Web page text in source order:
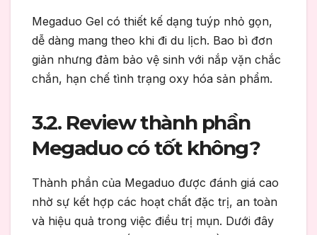
Megaduo Gel có thiết kế dạng tuýp nhỏ gọn,
dễ dàng mang theo khi đi du lịch. Bao bì đơn
giản nhưng đảm bảo vệ sinh với nắp vặn chắc
chắn, hạn chế tình trạng oxy hóa sản phẩm.
3.2. Review thành phần
Megaduo có tốt không?
Thành phần của Megaduo được đánh giá cao
nhờ sự kết hợp các hoạt chất đặc trị, an toàn
và hiệu quả trong việc điều trị mụn. Dưới đây